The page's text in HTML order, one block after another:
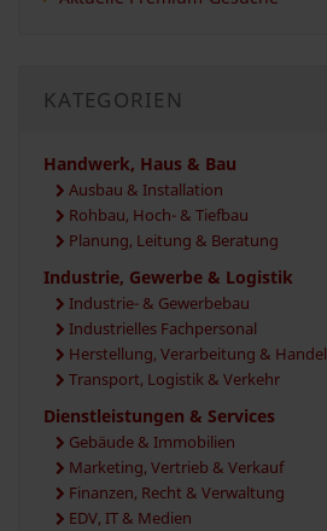
KATEGORIEN
Handwerk, Haus & Bau
Ausbau & Installation
Rohbau, Hoch- & Tiefbau
Planung, Leitung & Beratung
Industrie, Gewerbe & Logistik
Industrie- & Gewerbebau
Industrielles Fachpersonal
Herstellung, Verarbeitung & Handel
Transport, Logistik & Verkehr
Dienstleistungen & Services
Gebäude & Immobilien
Marketing, Vertrieb & Verkauf
Finanzen, Recht & Verwaltung
EDV, IT & Medien